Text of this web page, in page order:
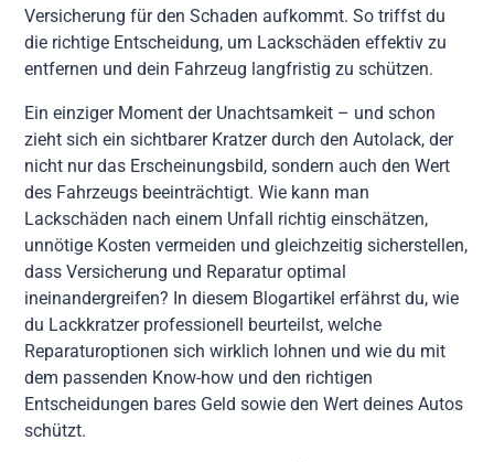
Versicherung für den Schaden aufkommt. So triffst du
die richtige Entscheidung, um Lackschäden effektiv zu
entfernen und dein Fahrzeug langfristig zu schützen.
Ein einziger Moment der Unachtsamkeit – und schon
zieht sich ein sichtbarer Kratzer durch den Autolack, der
nicht nur das Erscheinungsbild, sondern auch den Wert
des Fahrzeugs beeinträchtigt. Wie kann man
Lackschäden nach einem Unfall richtig einschätzen,
unnötige Kosten vermeiden und gleichzeitig sicherstellen,
dass Versicherung und Reparatur optimal
ineinandergreifen? In diesem Blogartikel erfährst du, wie
du Lackkratzer professionell beurteilst, welche
Reparaturoptionen sich wirklich lohnen und wie du mit
dem passenden Know-how und den richtigen
Entscheidungen bares Geld sowie den Wert deines Autos
schützt.